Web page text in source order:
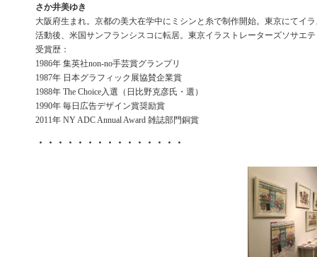
さか井美ゆき
大阪府生まれ。京都の美大在学中にミシンと糸で制作開始。東京にてイ
活動後、米国サンフランシスコに転居。東京イラストレーターズソサエ
受賞歴：
1986年 集英社non-no手芸賞グランプリ
1987年 日本グラフィック展協賛企業賞
1988年 The Choice入選（日比野克彦氏・選）
1990年 毎日広告デザイン賞奨励賞
2011年 NY ADC Annual Award 雑誌部門銅賞
・・・・・・・・・・・・・・・